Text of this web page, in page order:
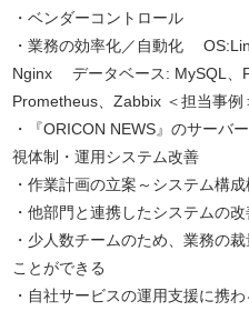
・ベンダーコントロール
・業務の効率化／自動化
Nginx データベース: MySQL
Prometheus、Zabbix ＜担当事例
・『ORICON NEWS』のサーバ
視体制・運用システム改善
・作業計画の立案～システム構
・他部門と連携したシステムの
・少人数チームのため、業務の
ことができる
・自社サービスの運用支援に携